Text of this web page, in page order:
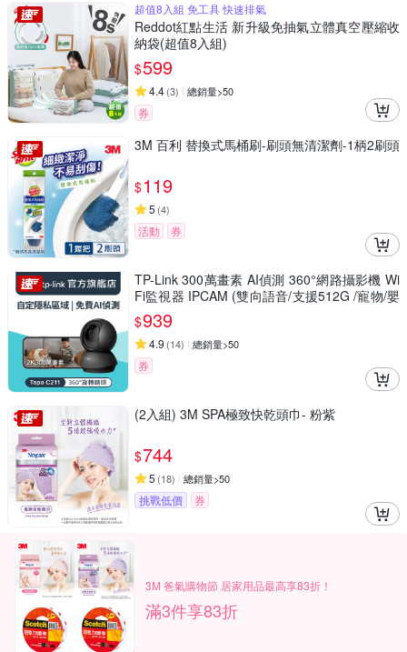
超值8入組 免工具 快速排氣
Reddot紅點生活 新升級免抽氣立體真空壓縮收
納袋(超值8入組)
$599
4.4(3) 總銷量>50
券
3M 百利 替換式馬桶刷-刷頭無清潔劑-1柄2刷頭
$119
5 (4)
活動 券
TP-Link 300萬畫素 AI偵測 360°網路攝影機 Wi
Fi監視器 IPCAM (雙向語音/支援512G /寵物/嬰
兒/長輩/Tapo C211）
$939
4.9 (14) 總銷量>50
券
(2入組) 3M SPA極致快乾頭巾- 粉紫
$744
5 (18) 總銷量>50
挑戰低價 券
3M 爸氣購物節 居家用品最高享83折！
滿3件享83折